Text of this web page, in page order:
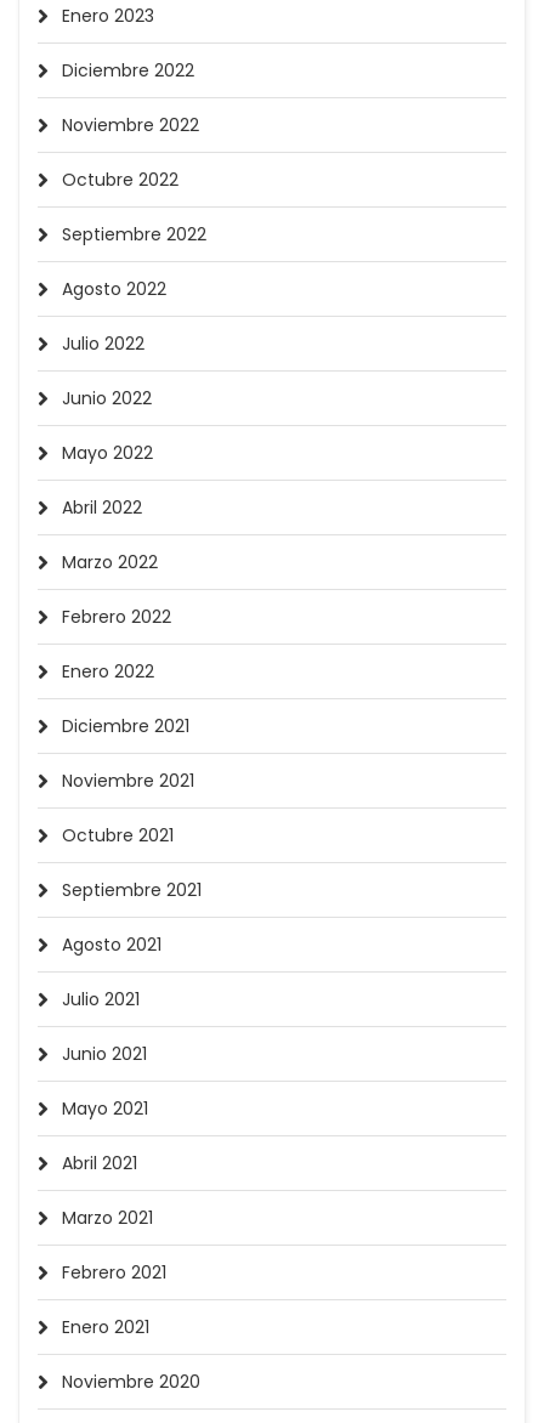
Enero 2023
Diciembre 2022
Noviembre 2022
Octubre 2022
Septiembre 2022
Agosto 2022
Julio 2022
Junio 2022
Mayo 2022
Abril 2022
Marzo 2022
Febrero 2022
Enero 2022
Diciembre 2021
Noviembre 2021
Octubre 2021
Septiembre 2021
Agosto 2021
Julio 2021
Junio 2021
Mayo 2021
Abril 2021
Marzo 2021
Febrero 2021
Enero 2021
Noviembre 2020